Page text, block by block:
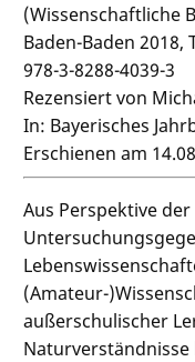
(Wissenschaftliche
Baden-Baden 2018,
978-3-8288-4039-3
Rezensiert von
In: Bayerisches
Erschienen am
Aus Perspektive
(Amateur-
außerschulischer